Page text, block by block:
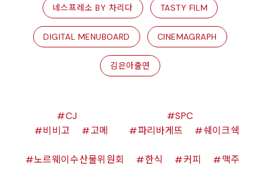
네스프레소 BY 차리다 TASTY FILM
DIGITAL MENUBOARD CINEMAGRAPH
김은아출연
CJ
비비고
고메
SPC
파리바게뜨
쉐이크쉑
노르웨이수산물위원회 한식 커피 맥주